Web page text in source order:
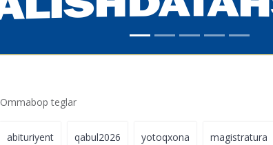
Ommabop teglar
abituriyent qabul2026 yotoqxona magistratura